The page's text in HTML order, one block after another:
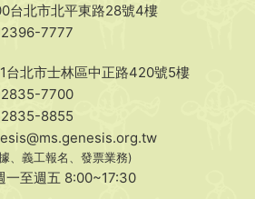
台北市北平東路28號4樓
7777
台北市士林區中正路420號5樓
7700
8855
、義工報名、發票業務)
一至週五 8:00~17:30